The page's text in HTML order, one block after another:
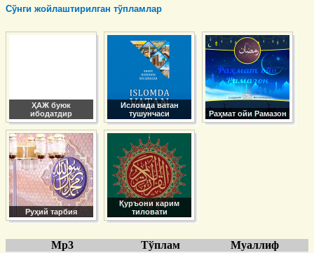
Сўнги жойлаштирилган тўпламлар
ҲАЖ буюк
ибодатдир
Исломда ватан
тушунчаси
Раҳмат ойи Рамазон
Руҳий тарбия
Қуръони карим
тиловати
Mp3 Тўплам
Муаллиф